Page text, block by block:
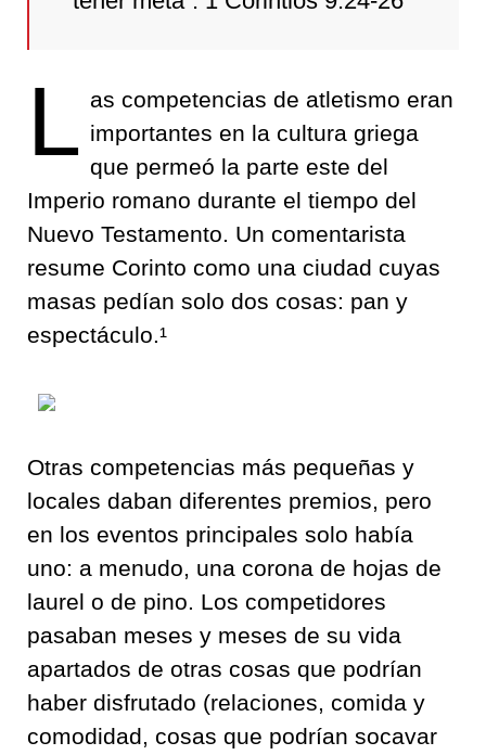
L as competencias de atletismo eran
importantes en la cultura griega
que permeó la parte este del
Imperio romano durante el tiempo del
Nuevo Testamento. Un comentarista
resume Corinto como una ciudad cuyas
masas pedían solo dos cosas: pan y
espectáculo.¹
Otras competencias más pequeñas y
locales daban diferentes premios, pero
en los eventos principales solo había
uno: a menudo, una corona de hojas de
laurel o de pino. Los competidores
pasaban meses y meses de su vida
apartados de otras cosas que podrían
haber disfrutado (relaciones, comida y
comodidad, cosas que podrían socavar